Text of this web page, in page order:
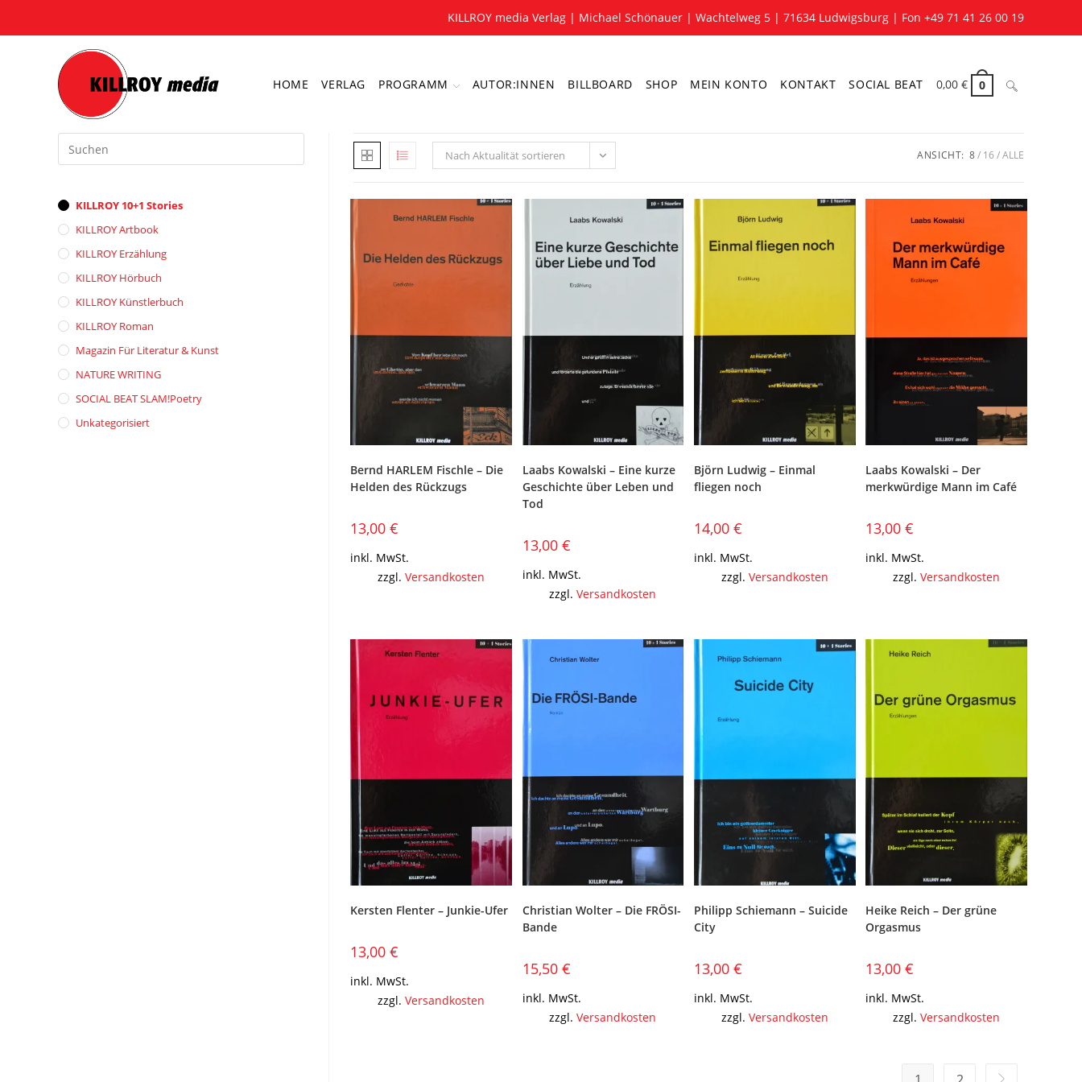
KILLROY media Verlag | Michael Schönauer | Wachtelweg 5 | 71634 Ludwigsburg | Fon +49 71 41 26 00 19
HOME VERLAG PROGRAMM AUTOR:INNEN BILLBOARD SHOP MEIN KONTO KONTAKT SOCIAL BEAT 0,00 € 0 Website-
KILLROY 10+1 Stories
KILLROY Artbook
KILLROY Erzählung
KILLROY Hörbuch
KILLROY Künstlerbuch
KILLROY Roman
Magazin Für Literatur & Kunst
NATURE WRITING
SOCIAL BEAT SLAM!poetry
Unkategorisiert
Nach Aktualität sortieren ANSICHT: 8 16 ALLE
Bernd HARLEM Fischle – Die
Helden des Rückzugs
13,00€
inkl. MwSt.
zzgl.Versandkosten
Laabs Kowalski – Eine kurze
Geschichte über Leben und
Tod
13,00 €
inkl. MwSt.
zzgl.Versandkosten
Björn Ludwig – Einmal
fliegen noch
14,00 €
inkl. MwSt.
zzgl. Versandkosten
Laabs Kowalski – Der
merkwürdige Mann im Café
13,00 €
inkl. MwSt.
zzgl. Versandkosten
Kersten Flenter – Junkie-Ufer
13,00€
inkl. MwSt.
zzgl.Versandkosten
Christian Wolter – Die FRÖSI-
Bande
15,50 €
inkl. MwSt.
zzgl.Versandkosten
Philipp Schiemann – Suicide
City
13,00 €
inkl. MwSt.
zzgl. Versandkosten
Heike Reich – Der grüne
Orgasmus
13,00 €
inkl. MwSt.
zzgl. Versandkosten